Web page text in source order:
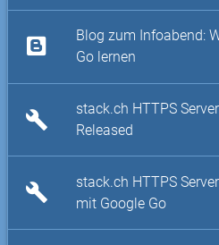
Blog zum Infoabend:
Go lernen
build
stack.ch HTTPS
Released
build
stack.ch HTTPS
mit Google Go